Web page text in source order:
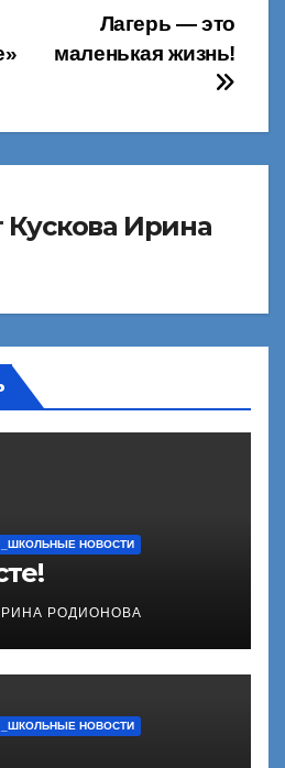
Лагерь — это
маленькая жизнь!
Кускова Ирина
_ШКОЛЬНЫЕ НОВОСТИ
РОДИОНОВА
_ШКОЛЬНЫЕ НОВОСТИ